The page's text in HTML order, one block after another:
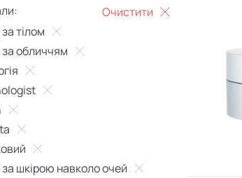
Очистити
тілом
обличчям
шкірою навколо очей